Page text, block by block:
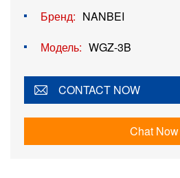
Бренд: NANBEI
Модель: WGZ-3B
CONTACT NOW
Chat Now